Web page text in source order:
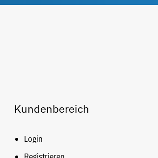
Kundenbereich
Login